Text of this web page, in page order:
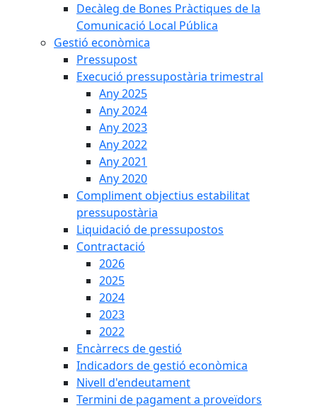
Decàleg de Bones Pràctiques de la
Comunicació Local Pública
Gestió econòmica
Pressupost
Execució pressupostària trimestral
Any 2025
Any 2024
Any 2023
Any 2022
Any 2021
Any 2020
Compliment objectius estabilitat
pressupostària
Liquidació de pressupostos
Contractació
2026
2025
2024
2023
2022
Encàrrecs de gestió
Indicadors de gestió econòmica
Nivell d'endeutament
Termini de pagament a proveïdors